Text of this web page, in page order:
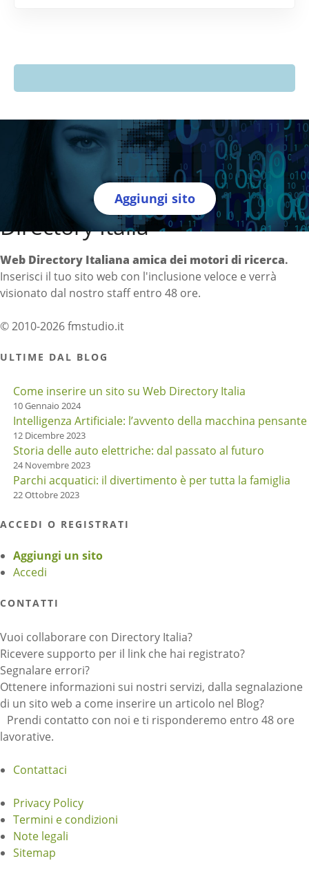
Aggiungi sito
Directory Italia
Web Directory Italiana amica dei motori di ricerca.
Inserisci il tuo sito web con l'inclusione veloce e verrà
visionato dal nostro staff entro 48 ore.
© 2010-2026 fmstudio.it
ULTIME DAL BLOG
Come inserire un sito su Web Directory Italia
10 Gennaio 2024
Intelligenza Artificiale: l’avvento della macchina pensante
12 Dicembre 2023
Storia delle auto elettriche: dal passato al futuro
24 Novembre 2023
Parchi acquatici: il divertimento è per tutta la famiglia
22 Ottobre 2023
ACCEDI O REGISTRATI
Aggiungi un sito
Accedi
CONTATTI
Vuoi collaborare con Directory Italia?
Ricevere supporto per il link che hai registrato?
Segnalare errori?
Ottenere informazioni sui nostri servizi, dalla segnalazione
di un sito web a come inserire un articolo nel Blog?
Prendi contatto con noi e ti risponderemo entro 48 ore
lavorative.
Contattaci
Privacy Policy
Termini e condizioni
Note legali
Sitemap